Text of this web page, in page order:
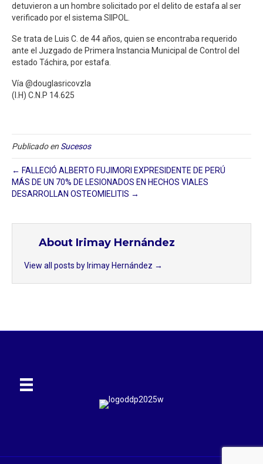
detuvieron a un hombre solicitado por el delito de estafa al ser
verificado por el sistema SIIPOL.
Se trata de Luis C. de 44 años, quien se encontraba requerido
ante el Juzgado de Primera Instancia Municipal de Control del
estado Táchira, por estafa.
Vía @douglasricovzla
(I.H) C.N.P 14.625
Publicado en Sucesos
← FALLECIÓ ALBERTO FUJIMORI EXPRESIDENTE DE PERÚ
MÁS DE UN 70% DE LESIONADOS EN HECHOS VIALES
DESARROLLAN OSTEOMIELITIS →
About Irimay Hernández
View all posts by Irimay Hernández →